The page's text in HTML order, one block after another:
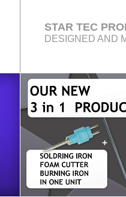
STAR TEC
DESIGNED AND